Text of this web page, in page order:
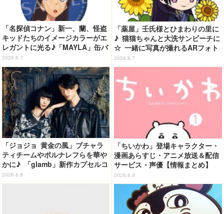
「名探偵コナン」新一、蘭、怪盗
キッドたちのイメージカラーがエ
レガントに光る♪「MAYLA」缶バ
ッジの全種セットがお得に！【3
0％オフセール】
2026.8.7
「薬屋」壬氏様とひまわりの里に
♪ 猫猫ちゃんと大洗サンビーチに
☆ 一緒に写真が撮れるARフォト
スポット企画「猫猫・壬氏と夏巡
り」開催【茨城県】
2026.8.7
「ジョジョ 黄金の風」ブチャラ
ティチームやポルナレフらを華や
かに♪ 「glamb」新作カプセルコ
レクション登場
2026.8.8
「ちいかわ」登場キャラクター・
漫画あらすじ・アニメ放送＆配信
サービス・声優【情報まとめ】
2026.8.9